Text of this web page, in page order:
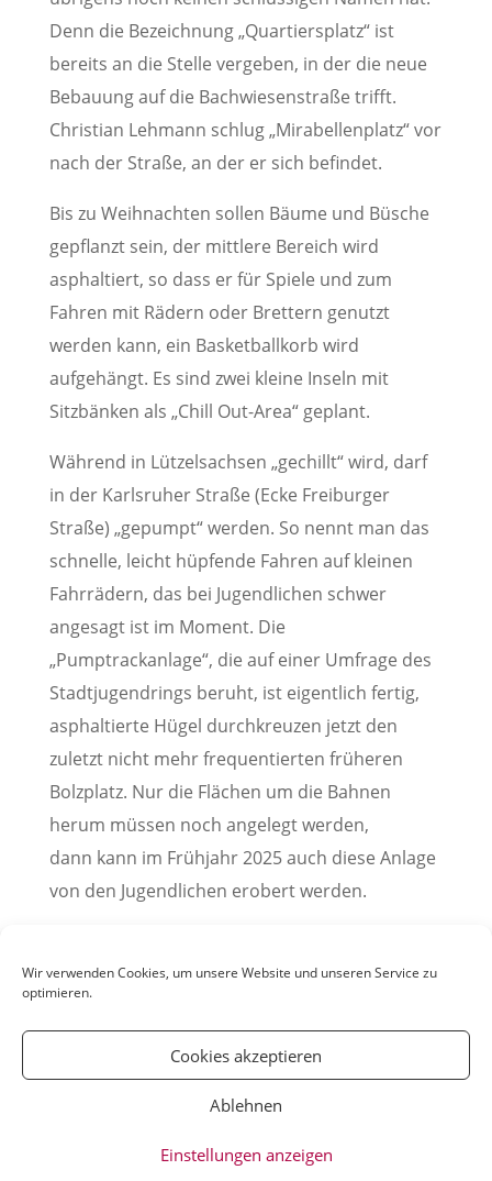
Wir verwenden Cookies, um unsere Website und unseren Service zu
optimieren.
Cookies akzeptieren
Ablehnen
Einstellungen anzeigen
Denn die Bezeichnung „Quartiersplatz“ ist
bereits an die Stelle vergeben, in der die neue
Bebauung auf die Bachwiesenstraße trifft.
Christian Lehmann schlug „Mirabellenplatz“ vor
nach der Straße, an der er sich befindet.
Bis zu Weihnachten sollen Bäume und Büsche
gepflanzt sein, der mittlere Bereich wird
asphaltiert, so dass er für Spiele und zum
Fahren mit Rädern oder Brettern genutzt
werden kann, ein Basketballkorb wird
aufgehängt. Es sind zwei kleine Inseln mit
Sitzbänken als „Chill Out-Area“ geplant.
Während in Lützelsachsen „gechillt“ wird, darf
in der Karlsruher Straße (Ecke Freiburger
Straße) „gepumpt“ werden. So nennt man das
schnelle, leicht hüpfende Fahren auf kleinen
Fahrrädern, das bei Jugendlichen schwer
angesagt ist im Moment. Die
„Pumptrackanlage“, die auf einer Umfrage des
Stadtjugendrings beruht, ist eigentlich fertig,
asphaltierte Hügel durchkreuzen jetzt den
zuletzt nicht mehr frequentierten früheren
Bolzplatz. Nur die Flächen um die Bahnen
herum müssen noch angelegt werden,
dann kann im Frühjahr 2025 auch diese Anlage
von den Jugendlichen erobert werden.
Dezember 2024
Weinheimer Jugendmedien gUG //